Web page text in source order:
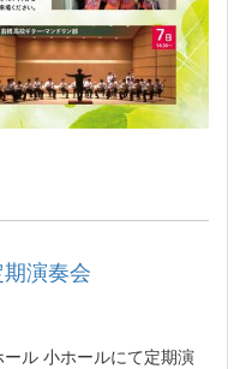
演奏会
ル 小ホールにて定期演